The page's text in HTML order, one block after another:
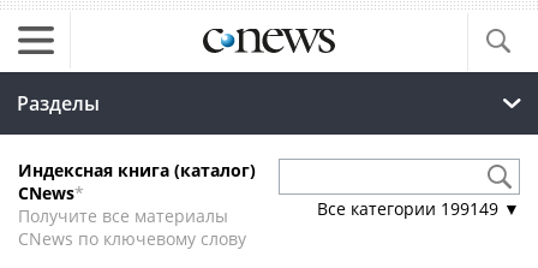
Разделы
Индексная книга (каталог)
CNews*
Получите все материалы
CNews по ключевому слову
Все категории 199149 ▼